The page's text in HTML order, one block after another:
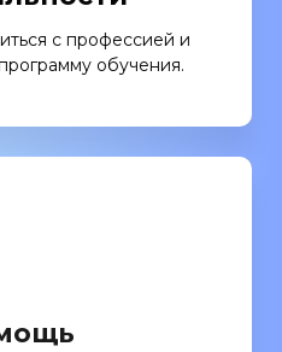
с профессией и
обучения.